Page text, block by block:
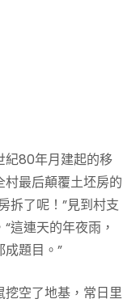
紀80年月建起的移
最后顛覆土坯房的
拆了呢！”見到村支
這連天的年夜雨，
題目。”
空了地基，常日里